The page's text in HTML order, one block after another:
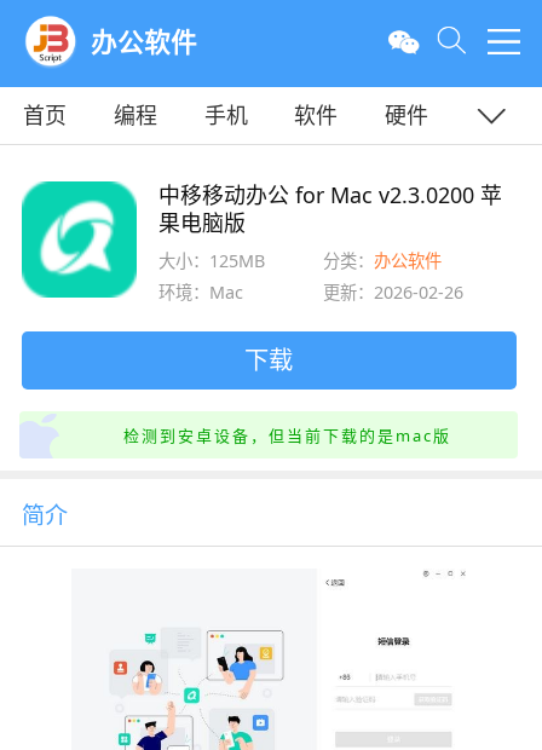
办公软件
首页 编程 手机 软件
硬件
中移移动办公 for Mac v2.3.0200 苹
果电脑版
大小：125MB 分类：办公软件
环境：Mac
更新：2026-02-26
下载
检测到安卓设备，但当前下载的是mac版
简介